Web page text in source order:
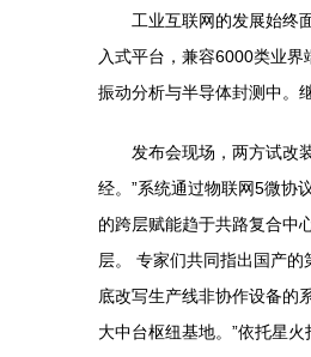
工业互联网的发展始终
入式平台，兼容6000类业
振动分析与半导体封测中。
发布会现场，两方试改
经。”系统通过物联网5微协
的跨层赋能趋于共路复合中
层。 专家们共同指出国产
底改写生产线非协作设备的
大中台枢纽基地。”依托星